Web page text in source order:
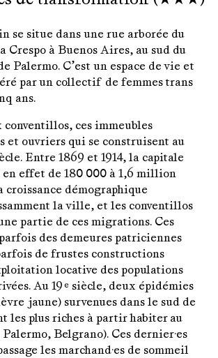
se situe dans une rue arborée du
à Buenos Aires, au sud du
Palermo. C’est un espace de vie et
par un collectif de femmes trans
ans.
ces immeubles
et ouvriers qui se construisent au
Entre 1869 et 1914, la capitale
en effet de 180 000 à 1,6 million
croissance démographique
la ville, et les conventillos
partie de ces migrations. Ces
des demeures patriciennes
de frustes constructions
locative des populations
Au 19 e siècle, deux épidémies
jaune) survenues dans le sud de
les plus riches à partir habiter au
Belgrano). Ces dernier·es
les marchand·es de sommeil